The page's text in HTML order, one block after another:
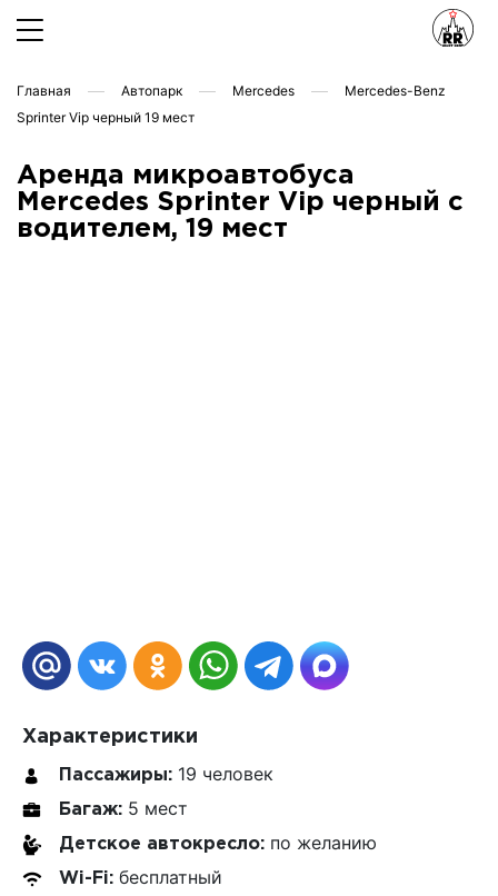
Главная Автопарк Mercedes
Mercedes-Benz
Sprinter Vip черный 19 мест
Аренда микроавтобуса
Mercedes Sprinter Vip черный с
водителем, 19 мест
Характеристики
Пассажиры: 19 человек
Багаж: 5 мест
Детское автокресло: по желанию
Wi-Fi: бесплатный